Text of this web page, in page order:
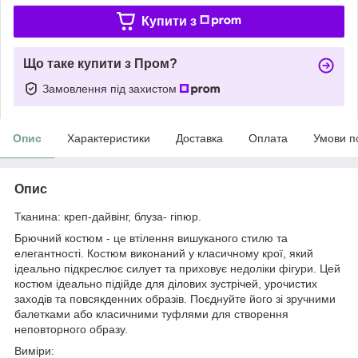
Купити з
Що таке купити з Пром?
Замовлення під захистом
Опис Характеристики Доставка Оплата Умови
Опис
Тканина: креп-дайвінг, блуза- гіпюр.
Брючний костюм - це втілення вишуканого стилю та
елегантності. Костюм виконаний у класичному крої, який
ідеально підкреслює силует та приховує недоліки фігури. Цей
костюм ідеально підійде для ділових зустрічей, урочистих
заходів та повсякденних образів. Поєднуйте його зі зручними
балетками або класичними туфлями для створення
неповторного образу.
Виміри: